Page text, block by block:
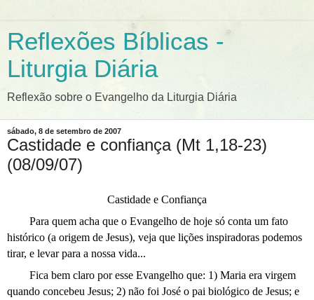
Reflexões Bíblicas -
Liturgia Diária
Reflexão sobre o Evangelho da Liturgia Diária
sábado, 8 de setembro de 2007
Castidade e confiança (Mt 1,18-23)
(08/09/07)
Castidade e Confiança
Para quem acha que o Evangelho de hoje só conta um fato
histórico (a origem de Jesus), veja que lições inspiradoras podemos
tirar, e levar para a nossa vida...
Fica bem claro por esse Evangelho que: 1) Maria era virgem
quando concebeu Jesus; 2) não foi José o pai biológico de Jesus; e